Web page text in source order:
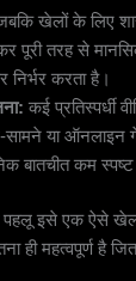
खेलों के लिए
पूरी तरह से
निर्भर करता है।
कई प्रतिस्पर्धी
या ऑनलाइन
बातचीत कम स्पष्ट
पहलू इसे एक ऐसे
ही महत्वपूर्ण है